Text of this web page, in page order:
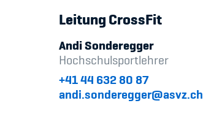
Leitung CrossFit
Andi Sonderegger
Hochschulsportlehrer
+41 44 632 80 87
andi.sonderegger@asvz.ch